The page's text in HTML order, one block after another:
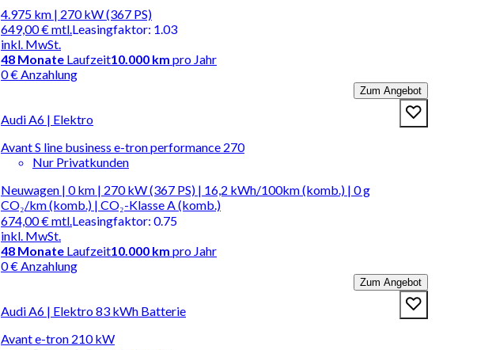
4.975 km | 270 kW (367 PS)
649,00 €mtl.
inkl. MwSt.
Leasingfaktor: 1.03
48 Monate Laufzeit10.000 km pro Jahr
0 € Anzahlung
Zum Angebot
Audi A6 | Elektro
Avant S line business e-tron performance 270
Nur Privatkunden
Neuwagen | 0 km | 270 kW (367 PS) | 16,2 kWh/100km (komb.) | 0 g
CO₂/km (komb.) | CO₂-Klasse A (komb.)
674,00 €mtl.
inkl. MwSt.
Leasingfaktor: 0.75
48 Monate Laufzeit10.000 km pro Jahr
0 € Anzahlung
Zum Angebot
Audi A6 | Elektro 83 kWh Batterie
Avant e-tron 210 kW